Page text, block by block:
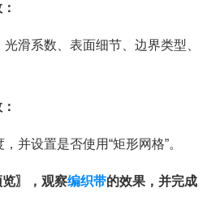
滑系数、表面细节、边界类型、
并设置是否使用“矩形网格”。
〗，观察编织带的效果，并完成